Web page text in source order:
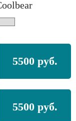
5500 руб.
5500 руб.